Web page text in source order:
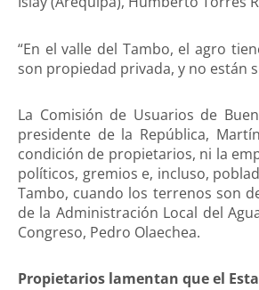
“En el valle del Tambo, el agro
son propiedad privada, y no están
La Comisión de Usuarios de
presidente de la República,
condición de propietarios, ni la
políticos, gremios e, incluso,
Tambo, cuando los terrenos son
de la Administración Local del
Congreso, Pedro Olaechea.
Propietarios lamentan que el